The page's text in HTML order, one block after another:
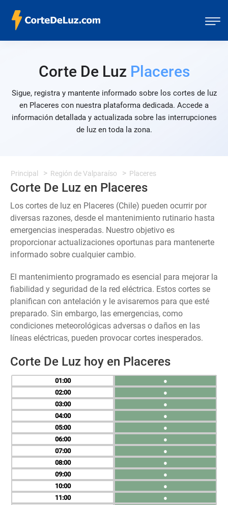
Corte De Luz Placeres
Sigue, registra y mantente informado sobre los cortes de luz
en Placeres con nuestra plataforma dedicada. Accede a
información detallada y actualizada sobre las interrupciones
de luz en toda la zona.
Principal Región de Valparaíso Placeres
Corte De Luz en Placeres
Los cortes de luz en Placeres (Chile) pueden ocurrir por
diversas razones, desde el mantenimiento rutinario hasta
emergencias inesperadas. Nuestro objetivo es
proporcionar actualizaciones oportunas para mantenerte
informado sobre cualquier cambio.
El mantenimiento programado es esencial para mejorar la
fiabilidad y seguridad de la red eléctrica. Estos cortes se
planifican con antelación y le avisaremos para que esté
preparado. Sin embargo, las emergencias, como
condiciones meteorológicas adversas o daños en las
líneas eléctricas, pueden provocar cortes inesperados.
Corte De Luz hoy en Placeres
01
02
03
04
05
06
07
08
09
10
11
●
●
●
●
●
●
●
●
●
●
●